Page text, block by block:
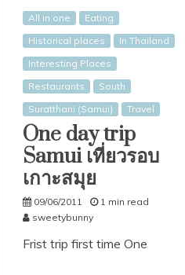
All in one
Eating
Historical places
In Thailand
Interesting Places
Restaurants
South
Suratthani (Samui)
Travel
One day trip
Samui เที่ยวรอบ
เกาะสมุย
09/06/2011
1 min read
sweetybunny
Frist trip first time One